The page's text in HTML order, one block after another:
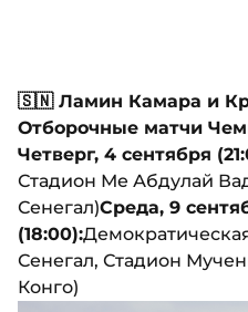
🇸🇳 Ламин Камара и
Отборочные матчи
Четверг, 4 сентября
Стадион Ме Абдулай
Сенегал)Среда, 9
(18:00):
Сенегал, Стадион
Конго)